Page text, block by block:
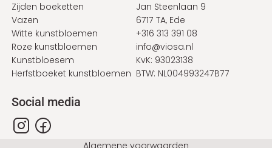
Zijden boeketten
Vazen
Witte kunstbloemen
Roze kunstbloemen
Kunstbloesem
Herfstboeket kunstbloemen
Jan Steenlaan 9
6717 TA, Ede
+316 313 391 08
info@viosa.nl
KvK: 93023138
BTW: NL004993247B77
Social media
Algemene voorwaarden